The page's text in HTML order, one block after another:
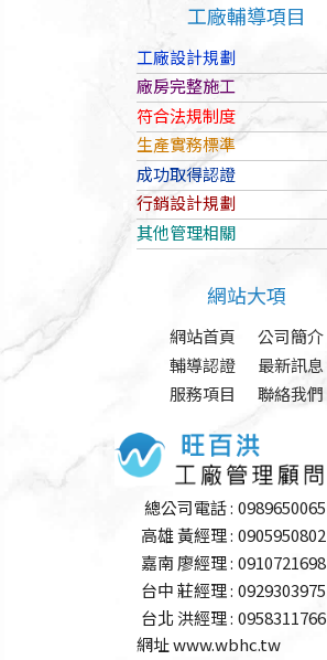
工廠輔導項目
工廠設計規劃
廠房完整施工
符合法規制度
生產實務標準
成功取得認證
行銷設計規劃
其他管理相關
網站大項
網站首頁
公司簡介
輔導認證
最新訊息
服務項目
聯絡我們
總公司電話 : 0989650065
高雄 黃經理 : 0905950802
嘉南 廖經理 : 0910721698
台中 莊經理 : 0929303975
台北 洪經理 : 0958311766
網址 www.wbhc.tw